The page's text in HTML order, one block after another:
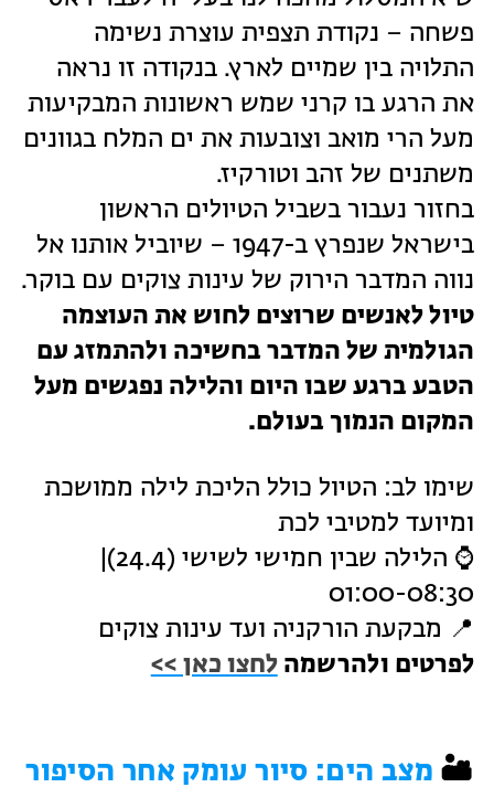
פשחה – נקודת תצפית עוצרת נשימה
התלויה בין שמיים לארץ. בנקודה זו נראה
את הרגע בו קרני שמש ראשונות המבקיעות
מעל הרי מואב וצובעות את ים המלח בגוונים
משתנים של זהב וטורקיז.
בחזור נעבור בשביל הטיולים הראשון
בישראל שנפרץ ב-1947 – שיוביל אותנו אל
נווה המדבר הירוק של עינות צוקים עם בוקר.
טיול לאנשים שרוצים לחוש את העוצמה
הגולמית של המדבר בחשיכה ולהתמזג עם
הטבע ברגע שבו היום והלילה נפגשים מעל
המקום הנמוך בעולם.
שימו לב: הטיול כולל הליכת לילה ממושכת
ומיועד למטיבי לכת
⌚ הלילה שבין חמישי לשישי (24.4)|
01:00-08:30
📍 מבקעת הורקניה ועד עינות צוקים
לפרטים ולהרשמהלחצו כאן >>
🏜️ מצב הים: סיור עומק אחר הסיפור